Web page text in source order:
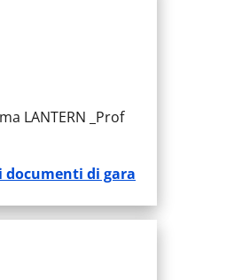
LANTERN _Prof
documenti di gara